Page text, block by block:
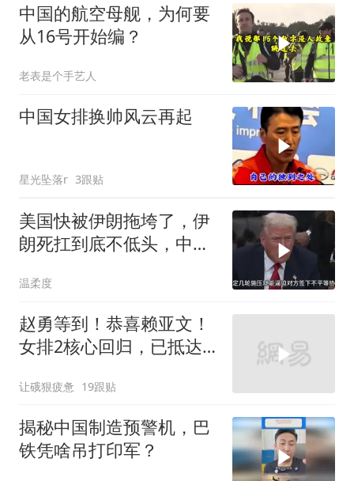
中国的航空母舰，为何要
从16号开始编？
老表是个手艺人
中国女排换帅风云再起
星光坠落r 3跟贴
美国快被伊朗拖垮了，伊
朗死扛到底不低头，中国
温柔度
赵勇等到！恭喜赖亚文！
女排2核心回归，已抵达
让硪狠疲惫 19跟贴
揭秘中国制造预警机，巴
铁凭啥吊打印军？